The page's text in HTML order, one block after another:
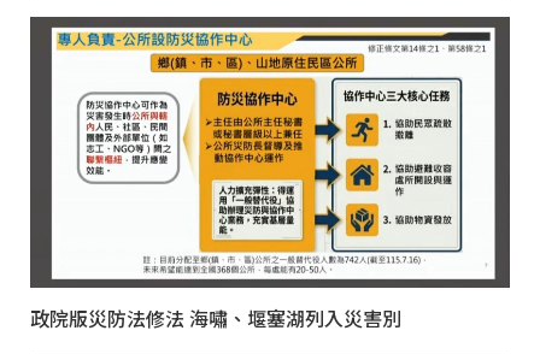
政院版災防法修法 海嘯、堰塞湖列入災害別